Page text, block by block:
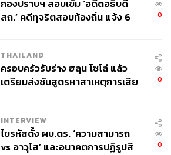
กองปราบฯ สอบเข้ม ‘อดีตอธิบดี
สถ.’ คดีทุจริตสอบท้องถิ่น แจ้ง 6
0
THAILAND
ครอบครัวรับร่าง ฮลุน โซโล่ แล้ว
เตรียมส่งชันสูตรหาสาเหตุการเสีย
0
INTERVIEW
ไขรหัสตั้ง ผบ.ตร. ‘ความสามารถ
vs อาวุโส’ และอนาคตการปฏิรูปสี
0